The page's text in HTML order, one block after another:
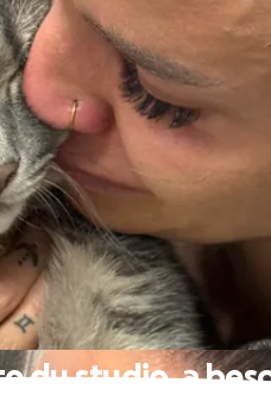
du studio, a